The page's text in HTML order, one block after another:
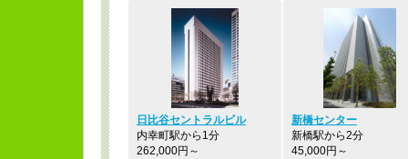
日比谷セントラルビル
内幸町駅から1分
262,000円～
新橋センター
新橋駅から2分
45,000円～